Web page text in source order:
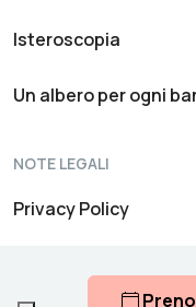
Isteroscopia
Un albero per ogni
NOTE LEGALI
Privacy Policy